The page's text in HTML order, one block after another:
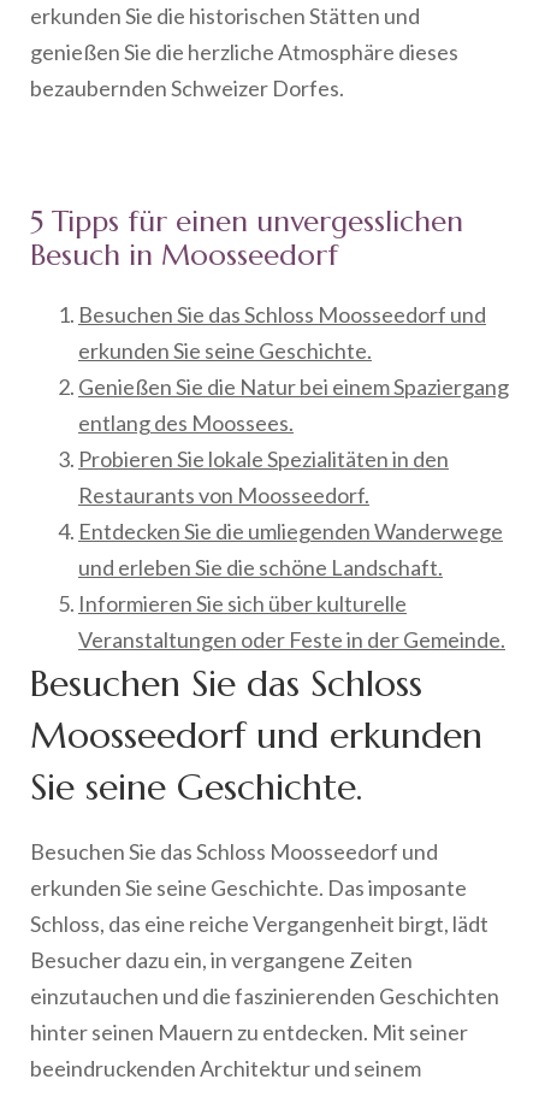
erkunden Sie die historischen Stätten und
genießen Sie die herzliche Atmosphäre dieses
bezaubernden Schweizer Dorfes.
5 Tipps für einen unvergesslichen
Besuch in Moosseedorf
Besuchen Sie das Schloss Moosseedorf und
erkunden Sie seine Geschichte.
Genießen Sie die Natur bei einem Spaziergang
entlang des Moossees.
Probieren Sie lokale Spezialitäten in den
Restaurants von Moosseedorf.
Entdecken Sie die umliegenden Wanderwege
und erleben Sie die schöne Landschaft.
Informieren Sie sich über kulturelle
Veranstaltungen oder Feste in der Gemeinde.
Besuchen Sie das Schloss
Moosseedorf und erkunden
Sie seine Geschichte.
Besuchen Sie das Schloss Moosseedorf und
erkunden Sie seine Geschichte. Das imposante
Schloss, das eine reiche Vergangenheit birgt, lädt
Besucher dazu ein, in vergangene Zeiten
einzutauchen und die faszinierenden Geschichten
hinter seinen Mauern zu entdecken. Mit seiner
beeindruckenden Architektur und seinem